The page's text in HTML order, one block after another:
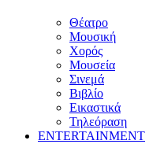
Θέατρο
Μουσική
Χορός
Μουσεία
Σινεμά
Βιβλίο
Εικαστικά
Τηλεόραση
ENTERTAINMENT